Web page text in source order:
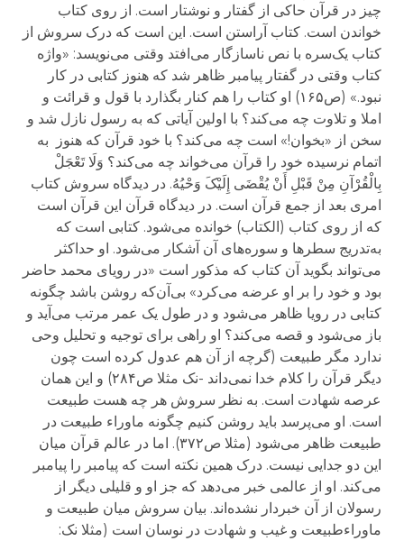
چیز در قرآن حاکی از گفتار و نوشتار است. از روی کتاب
خواندن است. کتاب آراستن است. این است که درک سروش از
کتاب یک‌سره با نص ناسازگار می‌افتد وقتی می‌نویسد: «واژه
کتاب وقتی در گفتار پیامبر ظاهر شد که هنوز کتابی در کار
نبود.» (ص۱۶۵) او کتاب را هم کنار بگذارد با قول و قرائت و
املا و تلاوت چه می‌کند؟ با اولین آیاتی که به رسول نازل شد و
سخن از «بخوان!» است چه می‌کند؟ با خود قرآن که هنوز به
اتمام نرسیده خود را قرآن می‌خواند چه می‌کند؟ وَلَا تَعْجَلْ
بِالْقُرْآنِ مِنْ قَبْلِ أَنْ یُقْضَى إِلَیْکَ وَحْیُهُ. در دیدگاه سروش کتاب
امری بعد از جمع قرآن است. در دیدگاه قرآن این قرآن است
که از روی کتاب (الکتاب) خوانده می‌شود. کتابی است که
به‌تدریج سطرها و سوره‌های آن آشکار می‌شود. او حداکثر
می‌تواند بگوید آن کتاب که مذکور است «در رویای محمد حاضر
بود و خود را بر او عرضه می‌کرد» بی‌آن‌که روشن باشد چگونه
کتابی در رویا ظاهر می‌شود و در طول یک عمر مرتب می‌آید و
باز می‌شود و قصه می‌کند؟ او راهی برای توجیه و تحلیل وحی
ندارد مگر طبیعت (گرچه از آن هم عدول کرده است چون
دیگر قرآن را کلام خدا نمی‌داند -نک مثلا ص۲۸۴
) و این همان
عرصه شهادت است. به نظر سروش هر چه هست طبیعت
است. او می‌پرسد باید روشن کنیم چگونه ماوراء طبیعت در
طبیعت ظاهر می‌شود (مثلا ص۳۷۲). اما در عالم قرآن میان
این دو جدایی نیست. درک همین نکته است که پیامبر را پیامبر
می‌کند. او از عالمی خبر می‌دهد که جز او و قلیلی دیگر از
رسولان از آن خبردار نشده‌اند. بیان سروش میان طبیعت و
ماوراءطبیعت و غیب و شهادت در نوسان است (مثلا نک: